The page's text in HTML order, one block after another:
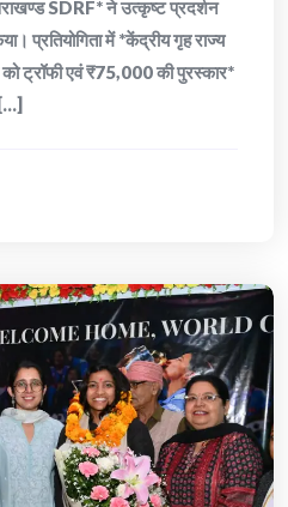
SDRF* ने उत्कृष्ट प्रदर्शन
प्रतियोगिता में *केंद्रीय गृह राज्य
को ट्रॉफी एवं ₹75,000 की पुरस्कार*